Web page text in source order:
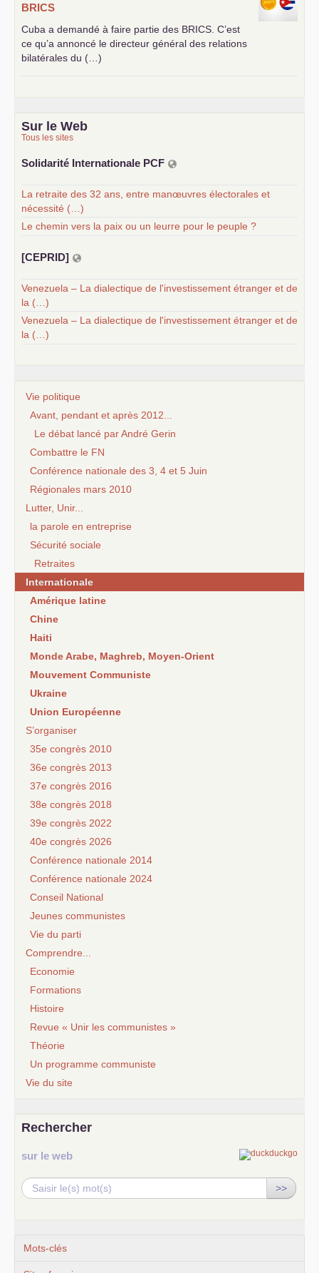
BRICS
Cuba a demandé à faire partie des BRICS . C’est
ce qu’a annoncé le directeur général des relations
bilatérales du (…)
Sur le Web
Tous les sites
Solidarité Internationale PCF
La retraite des 32 ans, entre manœuvres électorales et
nécessité (…)
Le chemin vers la paix ou un leurre pour le peuple ?
[CEPRID]
Venezuela – La dialectique de l'investissement étranger et de
la (…)
Venezuela – La dialectique de l'investissement étranger et de
la (…)
Vie politique
Avant, pendant et après 2012...
Le débat lancé par André Gerin
Combattre le FN
Conférence nationale des 3, 4 et 5 Juin
Régionales mars 2010
Lutter, Unir...
la parole en entreprise
Sécurité sociale
Retraites
Internationale
Amérique latine
Chine
Haiti
Monde Arabe, Maghreb, Moyen-Orient
Mouvement Communiste
Ukraine
Union Européenne
S’organiser
35e congrès 2010
36e congrès 2013
37e congrès 2016
38e congrès 2018
39e congrès 2022
40e congrès 2026
Conférence nationale 2014
Conférence nationale 2024
Conseil National
Jeunes communistes
Vie du parti
Comprendre...
Economie
Formations
Histoire
Revue « Unir les communistes »
Théorie
Un programme communiste
Vie du site
Rechercher
sur le web
>>
Mots-clés